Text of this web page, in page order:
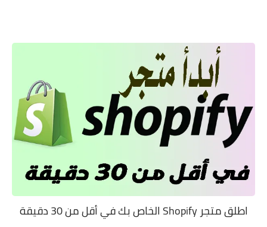
اطلق متجر Shopify الخاص بك في أقل من 30 دقيقة